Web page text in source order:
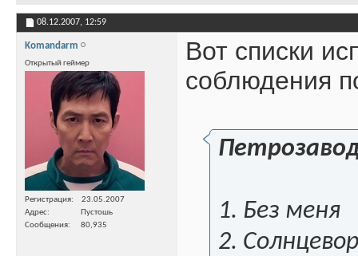
08.12.2007, 12:59
Komandarm
Открытый геймер
Регистрация
23.05.2007
Адрес
Пустошь
Сообщения
80,935
Вот списки
соблюдения
1. Без меня
2.